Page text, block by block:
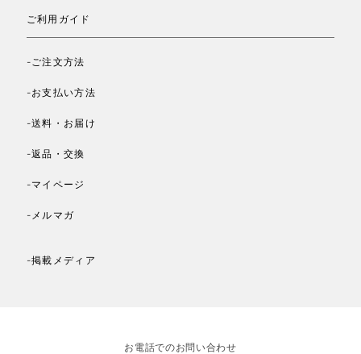
ご利用ガイド
-ご注文方法
-お支払い方法
-送料・お届け
-返品・交換
-マイページ
-メルマガ
-掲載メディア
お電話でのお問い合わせ